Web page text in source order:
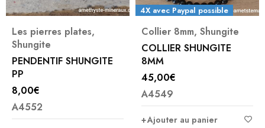
Les pierres plates,
Shungite
PENDENTIF SHUNGITE
PP
8,00€
A4552
4X avec Paypal possible
Collier 8mm, Shungite
COLLIER SHUNGITE
8MM
45,00€
A4549
Ajouter au panier